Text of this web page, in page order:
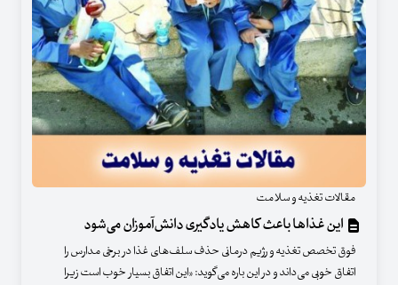
مقالات تغذیه و سلامت
این غذاها باعث کاهش یادگیری دانش‌آموزان می‌شود
فوق تخصص تغذیه و رژیم درمانی حذف سلف‌های غذا در برخی مدارس را
اتفاق خوبی می‌داند و در این باره می‌گوید: «این اتفاق بسیار خوب است زیرا